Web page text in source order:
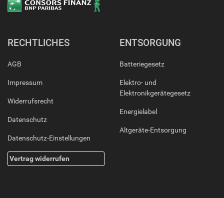
RECHTLICHES
AGB
Impressum
Widerrufsrecht
Datenschutz
Datenschutz-Einstellungen
Vertrag widerrufen
ENTSORGUNG
Batteriegesetz
Elektro- und
Elektronikgerätegesetz
Energielabel
Altgeräte-Entsorgung